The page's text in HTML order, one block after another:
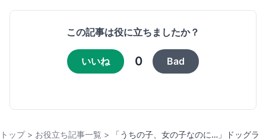
この記事は役に立ちましたか？
いいね 0 Bad
トップ > お役立ち記事一覧 >
「うちの子、女の子なのに…」ドッグラ